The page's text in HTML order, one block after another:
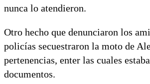
nunca lo atendieron.
Otro hecho que denunciaron los
policías secuestraron la moto de
pertenencias, enter las cuales
documentos.